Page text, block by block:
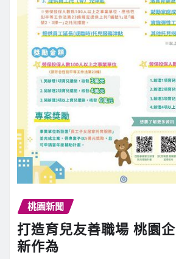
桃園新聞
打造育兒友善職場 桃園
新作為